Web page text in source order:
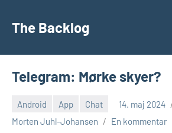
The Backlog
Telegram: Mørke skyer?
Android App Chat
14. maj 2024
Morten Juhl-Johansen
En kommentar